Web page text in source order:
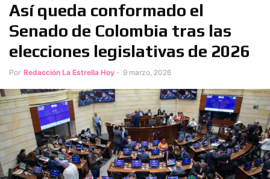
Así queda conformado el
Senado de Colombia tras las
elecciones legislativas de 2026
Por Redacción La Estrella Hoy - 9 marzo, 2026